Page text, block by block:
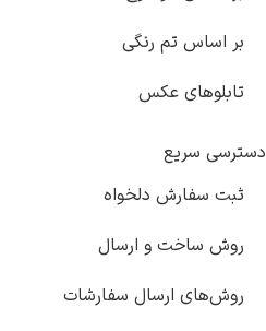
سفارشات